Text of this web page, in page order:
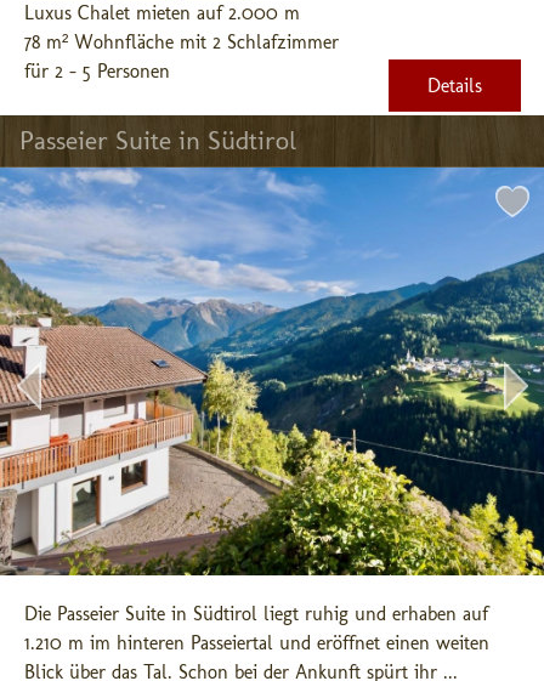
Luxus Chalet mieten auf 2.000 m
78 m² Wohnfläche mit 2 Schlafzimmer
für 2 - 5 Personen
Details
Passeier Suite in Südtirol
Die Passeier Suite in Südtirol liegt ruhig und erhaben auf
1.210 m im hinteren Passeiertal und eröffnet einen weiten
Blick über das Tal. Schon bei der Ankunft spürt ihr ...